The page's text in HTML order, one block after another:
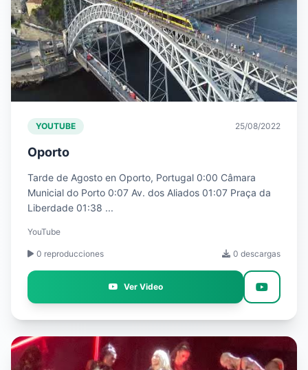
YOUTUBE 25/08/2022
Oporto
Tarde de Agosto en Oporto, Portugal 0:00 Câmara
Municial do Porto 0:07 Av. dos Aliados 01:07 Praça da
Liberdade 01:38 ...
YouTube
0 reproducciones 0 descargas
Ver Video